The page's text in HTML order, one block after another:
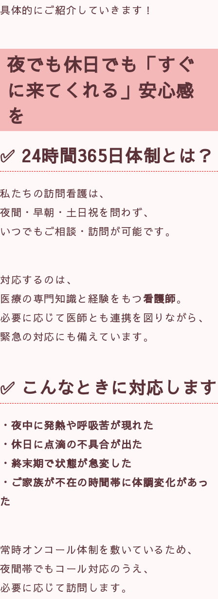
具体的にご紹介していきます！
夜でも休日でも「すぐ
に来てくれる」安心感
を
✅ 24時間365日体制とは？
私たちの訪問看護は、
夜間・早朝・土日祝を問わず、
いつでもご相談・訪問が可能です。
対応するのは、
医療の専門知識と経験をもつ 看護師。
必要に応じて医師とも連携を図りながら、
緊急の対応にも備えています。
✅ こんなときに対応します
・夜中に発熱や呼吸苦が現れた
・休日に点滴の不具合が出た
・終末期で状態が急変した
・ご家族が不在の時間帯に体調変化があっ
た
常時オンコール体制を敷いているため、
夜間帯でもコール対応のうえ、
必要に応じて訪問します。